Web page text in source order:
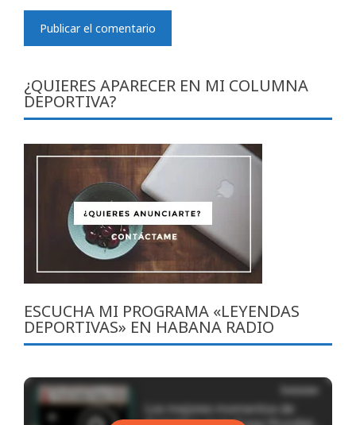
¿QUIERES APARECER EN MI COLUMNA
DEPORTIVA?
ESCUCHA MI PROGRAMA «LEYENDAS
DEPORTIVAS» EN HABANA RADIO